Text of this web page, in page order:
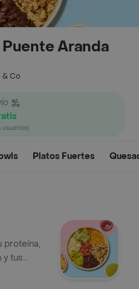
Aranda
& Co
usuarios)
Platos Fuertes
proteína,
y tus